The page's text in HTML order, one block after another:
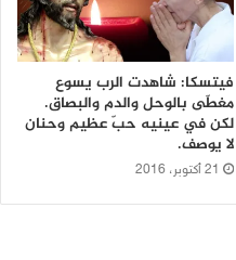
فيتسكا: شاهدت الرب يسوع
مغطّى بالوحل والدم والبصاق.
لكن في عينيه حبّ عظيم وحنان
لا يوصف.
21 أكتوبر، 2016